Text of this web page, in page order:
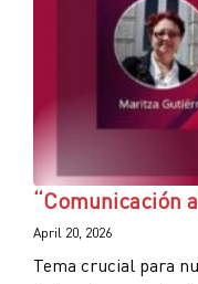
“Comunicación
April 20, 2026
Tema crucial para